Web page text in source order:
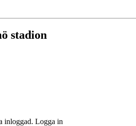
stadion
inloggad. Logga in